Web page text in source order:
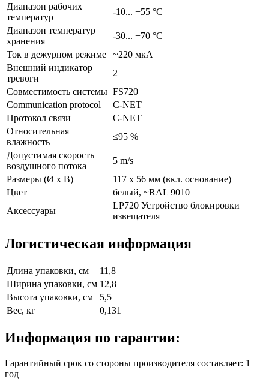
Диапазон рабочих
температур
-10... +55 °C
Диапазон температур
хранения
-30... +70 °C
Ток в дежурном режиме
~220 мкA
Внешний индикатор
тревоги
2
Совместимость системы FS720
Communication protocol
C-NET
Протокол связи
C-NET
Относительная
влажность
≤95 %
Допустимая скорость
воздушного потока
5 m/s
Размеры (Ø x В)
117 x 56 мм (вкл. основание)
Цвет
белый, ~RAL 9010
Аксессуары
LP720 Устройство блокировки
извещателя
Логистическая информация
Длина упаковки, см
11,8
Ширина упаковки, см 12,8
Высота упаковки, см
5,5
Вес, кг
0,131
Информация по гарантии:
Гарантийный срок со стороны производителя составляет: 1
год